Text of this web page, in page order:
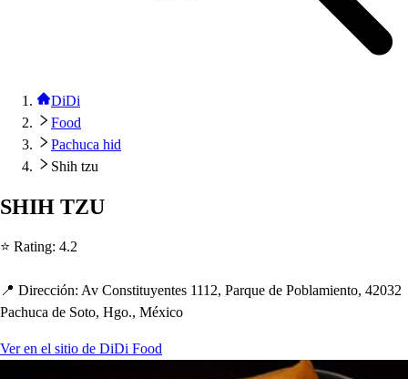
DiDi
Food
Pachuca hid
Shih tzu
SHIH TZU
⭐ Rating: 4.2
📍 Dirección: Av Constituyentes 1112, Parque de Poblamiento, 42032
Pachuca de Soto, Hgo., México
Ver en el sitio de DiDi Food